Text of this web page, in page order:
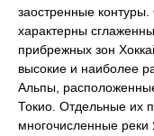
заостренные
характерны
прибрежных зон
высокие и наиболее
Альпы,
Токио. Отдельные их
многочисленные